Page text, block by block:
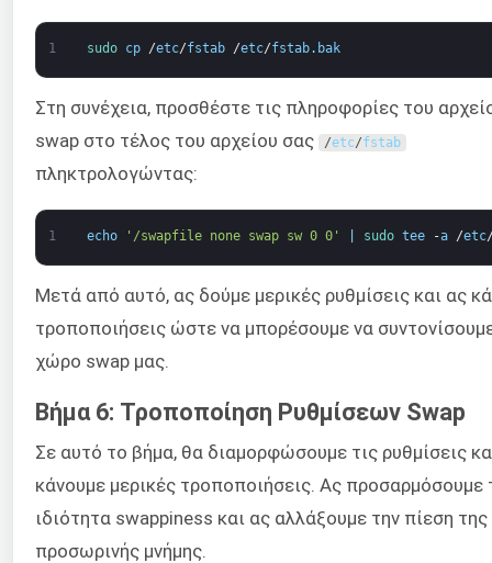
1 sudo cp /etc/fstab /etc/fstab. bak
Στη συνέχεια, προσθέστε τις πληροφορίες του
swap στο τέλος του αρχείου σας
/etc/fstab
πληκτρολογώντας:
1 echo '/swapfile none swap sw 0 0' sudo tee -a /etc
Μετά από αυτό, ας δούμε μερικές ρυθμίσεις και ας
τροποποιήσεις ώστε να μπορέσουμε να
χώρο swap μας.
Βήμα 6: Τροποποίηση Ρυθμίσεων Swap
Σε αυτό το βήμα, θα διαμορφώσουμε τις ρυθμίσεις
κάνουμε μερικές τροποποιήσεις. Ας προσαρμόσουμε
ιδιότητα swappiness και ας αλλάξουμε την πίεση της
προσωρινής μνήμης.